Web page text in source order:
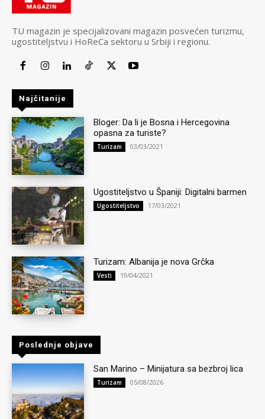
TU magazin je specijalizovani magazin posvećen turizmu,
ugostiteljstvu i HoReCa sektoru u Srbiji i regionu.
Najčitanije
Bloger: Da li je Bosna i Hercegovina
opasna za turiste?
Turizam 03/03/2021
Ugostiteljstvo u Španiji: Digitalni barmen
Ugostiteljstvo 17/03/2021
Turizam: Albanija je nova Grčka
Vesti 19/04/2021
Poslednje objave
San Marino – Minijatura sa bezbroj lica
Turizam 05/08/2026